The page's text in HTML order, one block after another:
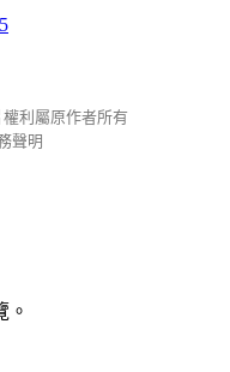
利屬原作者所有
聲明
。